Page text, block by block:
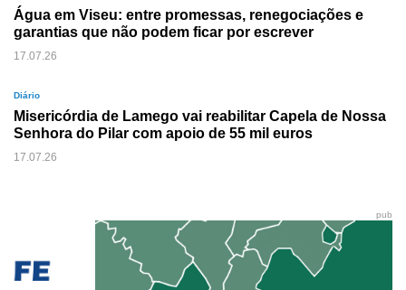
Água em Viseu: entre promessas, renegociações e
garantias que não podem ficar por escrever
17.07.26
Diário
Misericórdia de Lamego vai reabilitar Capela de Nossa
Senhora do Pilar com apoio de 55 mil euros
17.07.26
pub